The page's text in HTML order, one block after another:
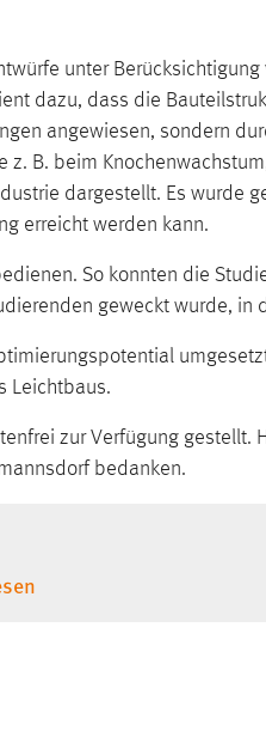
unter
dazu, dass die
angewiesen, sondern
B. beim
dargestellt. Es wurde
erreicht werden kann.
So konnten die
geweckt wurde, in
Leichtbaus.
zur Verfügung
bedanken.